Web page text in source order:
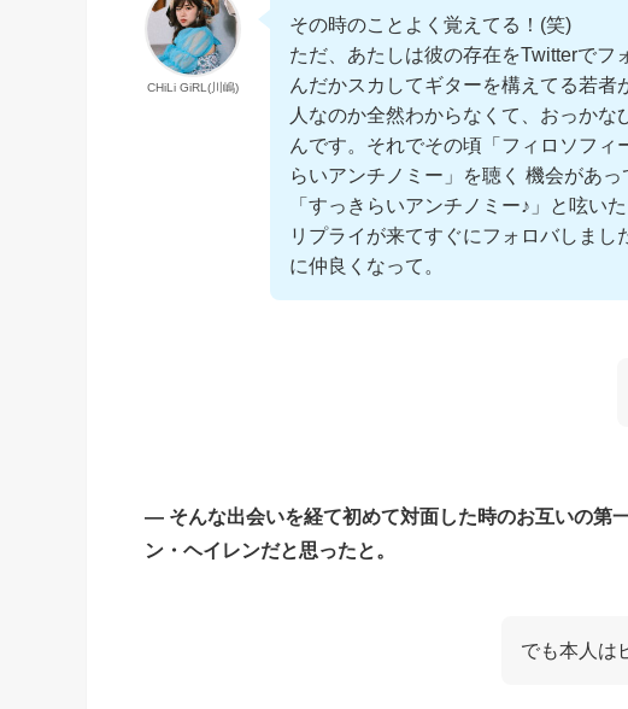
CHiLi GiRL(川嶋)
その時のことよく覚えてる！(笑)
ただ、あたしは彼の存在をTwitterでフ
んだかスカしてギターを構えてる若
人なのか全然わからなくて、おっか
んです。それでその頃「フィロソフィ
らいアンチノミー」を聴く 機会があ
「すっきらいアンチノミー♪」と呟い
リプライが来てすぐにフォロバしま
に仲良くなって。
― そんな出会いを経て初めて対面した時のお互いの第
ン・ヘイレンだと思ったと。
でも本人は